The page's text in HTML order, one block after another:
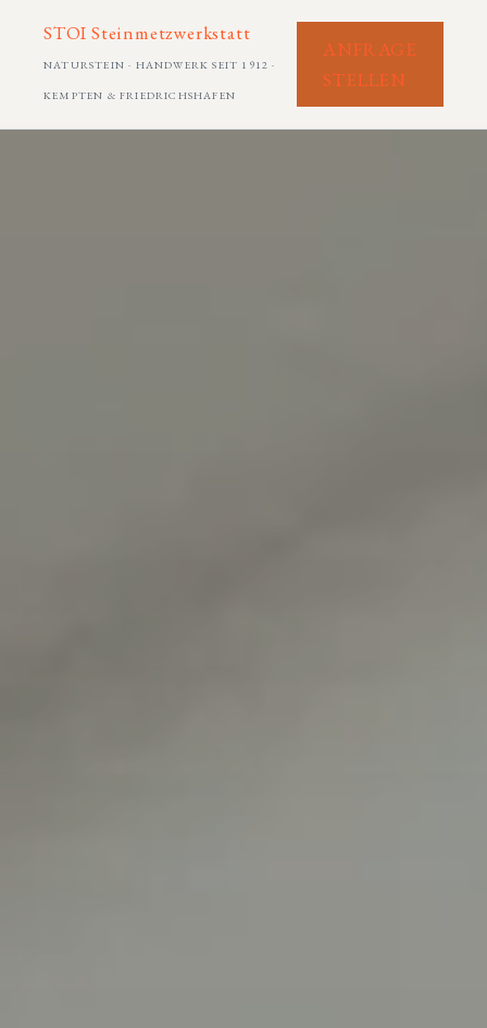
STOI Steinmetzwerkstatt
NATURSTEIN · HANDWERK SEIT 1912 ·
KEMPTEN & FRIEDRICHSHAFEN
ANFRAGE
STELLEN